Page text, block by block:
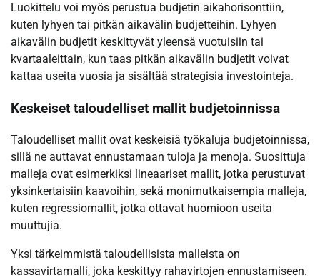
Luokittelu voi myös perustua budjetin aikahorisonttiin,
kuten lyhyen tai pitkän aikavälin budjetteihin. Lyhyen
aikavälin budjetit keskittyvät yleensä vuotuisiin tai
kvartaaleittain, kun taas pitkän aikavälin budjetit voivat
kattaa useita vuosia ja sisältää strategisia investointeja.
Keskeiset taloudelliset mallit budjetoinnissa
Taloudelliset mallit ovat keskeisiä työkaluja budjetoinnissa,
sillä ne auttavat ennustamaan tuloja ja menoja. Suosittuja
malleja ovat esimerkiksi lineaariset mallit, jotka perustuvat
yksinkertaisiin kaavoihin, sekä monimutkaisempia malleja,
kuten regressiomallit, jotka ottavat huomioon useita
muuttujia.
Yksi tärkeimmistä taloudellisista malleista on
kassavirtamalli, joka keskittyy rahavirtojen ennustamiseen.